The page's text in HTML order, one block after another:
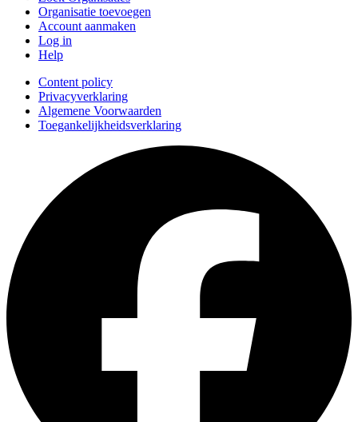
Organisatie toevoegen
Account aanmaken
Log in
Help
Content policy
Privacyverklaring
Algemene Voorwaarden
Toegankelijkheidsverklaring